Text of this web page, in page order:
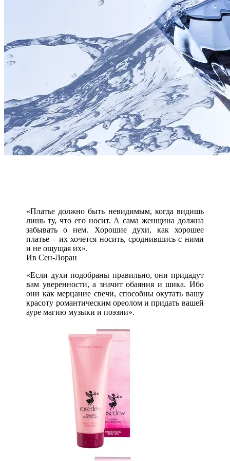
«Платье должно быть невидимым, когда видишь
лишь ту, что его носит. А сама женщина должна
забывать о нем. Хорошие духи, как хорошее
платье – их хочется носить, сроднившись с ними
и не ощущая их».
Ив Сен-Лоран
«Если духи подобраны правильно, они придадут
вам уверенности, а значит обаяния и шика. Ибо
они как мерцание свечи, способны окутать вашу
красоту романтическим ореолом и придать вашей
ауре магию музыки и поэзии».